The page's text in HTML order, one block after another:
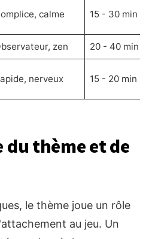
calme 15 - 30 min
zen 20 - 40 min
nerveux 15 - 20 min
thème et de
le thème joue un rôle
au jeu. Un